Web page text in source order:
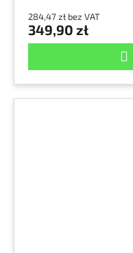
284,47 zł bez VAT
349,90 zł